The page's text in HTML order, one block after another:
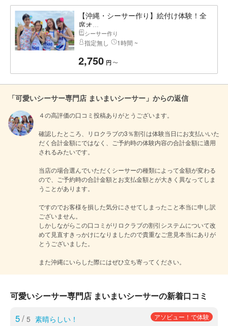
【沖縄・シーサー作り】絵付け体験！全
席オ...
シーサー作り
指定無し 1時間 ~
2,750 円 〜
「可愛いシーサー専門店 まいまいシーサー」からの返信
４の高評価の口コミ投稿ありがとうございます。
確認したところ、リロクラブの3％割引は体験当日にお支払いいた
だく合計金額にではなく、ご予約時の体験内容の合計金額に適用
されるみたいです。
当店の場合選んでいただくシーサーの種類によって金額が変わる
ので、ご予約時の合計金額とお支払金額とが大きく異なってしま
うことがあります。
ですのでお客様を損した気分にさせてしまったこと本当に申し訳
ございません。
しかしながらこの口コミがリロクラブの割引システムについて改
めて見直すきっかけになりましたので貴重なご意見本当にありが
とうございました。
また沖縄にいらした際にはぜひ立ち寄ってください。
可愛いシーサー専門店 まいまいシーサーの新着口コミ
5/ 5 素晴らしい！ アソビュー！で体験